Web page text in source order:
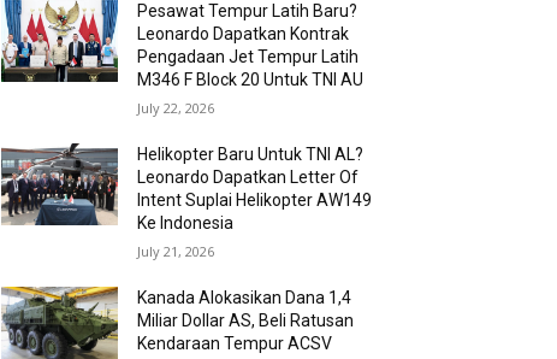
Pesawat Tempur Latih Baru?
Leonardo Dapatkan Kontrak
Pengadaan Jet Tempur Latih
M346 F Block 20 Untuk TNI AU
July 22, 2026
Helikopter Baru Untuk TNI AL?
Leonardo Dapatkan Letter Of
Intent Suplai Helikopter AW149
Ke Indonesia
July 21, 2026
Kanada Alokasikan Dana 1,4
Miliar Dollar AS, Beli Ratusan
Kendaraan Tempur ACSV